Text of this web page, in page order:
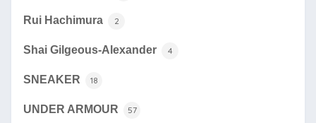
Rui Hachimura 2
Shai Gilgeous-Alexander 4
SNEAKER 18
UNDER ARMOUR 57